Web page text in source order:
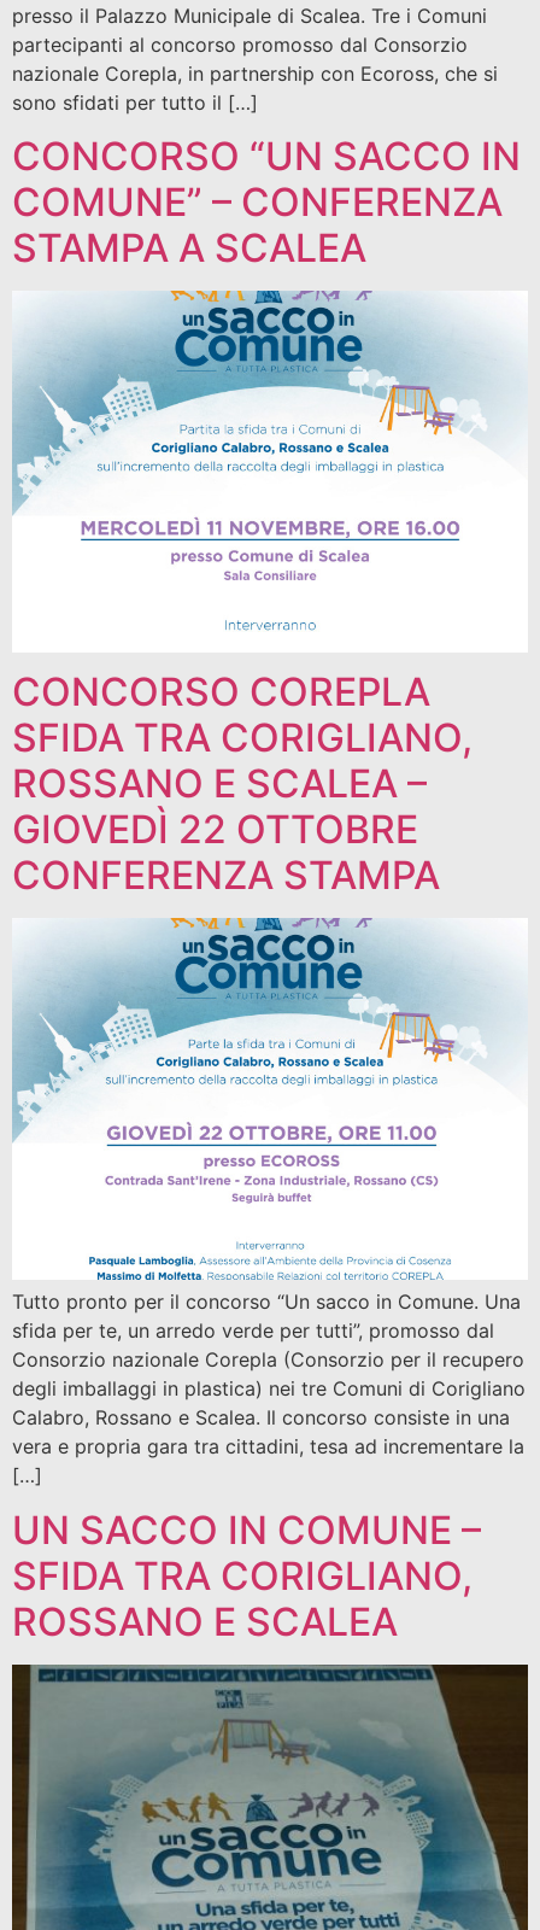
presso il Palazzo Municipale di Scalea. Tre i Comuni
partecipanti al concorso promosso dal Consorzio
nazionale Corepla, in partnership con Ecoross, che si
sono sfidati per tutto il […]
CONCORSO “UN SACCO IN
COMUNE” – CONFERENZA
STAMPA A SCALEA
CONCORSO COREPLA
SFIDA TRA CORIGLIANO,
ROSSANO E SCALEA –
GIOVEDÌ 22 OTTOBRE
CONFERENZA STAMPA
Tutto pronto per il concorso “Un sacco in Comune. Una
sfida per te, un arredo verde per tutti”, promosso dal
Consorzio nazionale Corepla (Consorzio per il recupero
degli imballaggi in plastica) nei tre Comuni di Corigliano
Calabro, Rossano e Scalea. Il concorso consiste in una
vera e propria gara tra cittadini, tesa ad incrementare la
[…]
UN SACCO IN COMUNE –
SFIDA TRA CORIGLIANO,
ROSSANO E SCALEA